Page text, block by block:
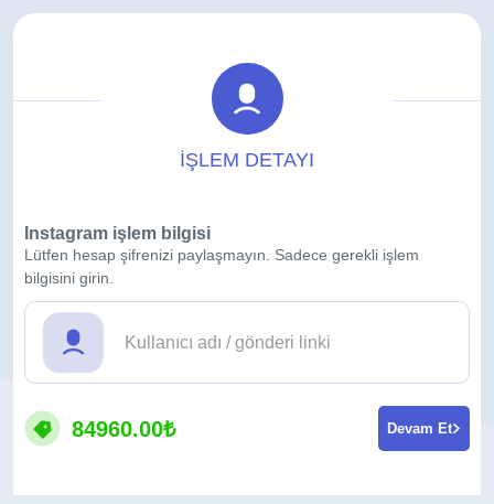
İŞLEM DETAYI
Instagram işlem bilgisi
Lütfen hesap şifrenizi paylaşmayın. Sadece gerekli işlem
bilgisini girin.
84960.00₺ Devam Et